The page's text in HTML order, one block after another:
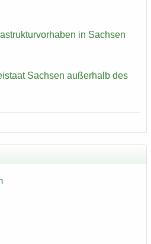
in Sach­sen
Sach­sen au­ßer­halb des